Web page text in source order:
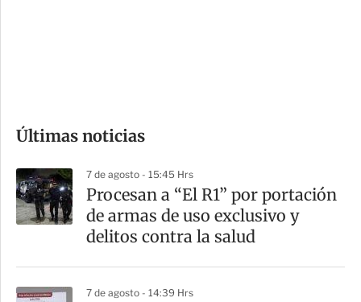
m
a
r
t
Últimas noticias
7 de agosto - 15:45 Hrs
Procesan a “El R1” por portación
de armas de uso exclusivo y
delitos contra la salud
7 de agosto - 14:39 Hrs